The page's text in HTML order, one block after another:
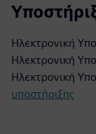
Ηλεκτρονική
Ηλεκτρονική
Ηλεκτρονική
υποστήριξης